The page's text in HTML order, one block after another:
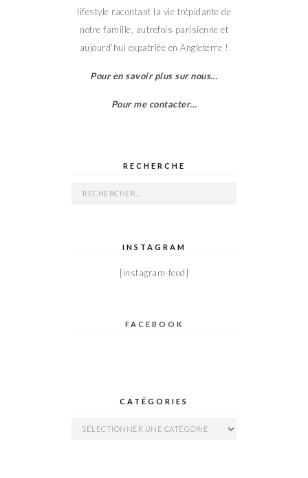
lifestyle racontant la vie trépidante de
notre famille, autrefois parisienne et
aujourd’hui expatriée en Angleterre !
Pour en savoir plus sur nous…
Pour me contacter…
RECHERCHE
Rechercher :
INSTAGRAM
[instagram-feed]
FACEBOOK
CATÉGORIES
Catégories